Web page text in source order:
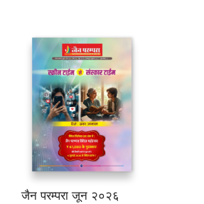
जैन परम्परा जून २०२६